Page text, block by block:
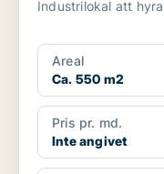
Industrilokal att
Areal
Ca. 550 m2
Pris pr. md.
Inte angivet